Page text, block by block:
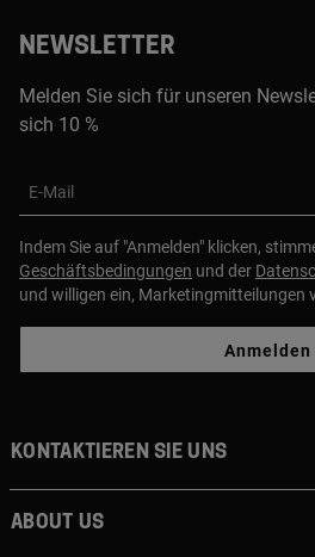
NEWSLETTER
Melden Sie sich für unseren
sich 10 %
E-Mail
Indem Sie auf "Anmelden" klicken,
Geschäftsbedingungen und der
und willigen ein, Marketingmitteilungen
Anmelden
Kontaktieren sie uns
About us